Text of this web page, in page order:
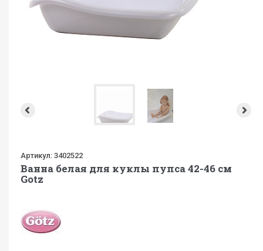
Артикул: 3402522
Ванна белая для куклы пупса 42-46 см
Gotz